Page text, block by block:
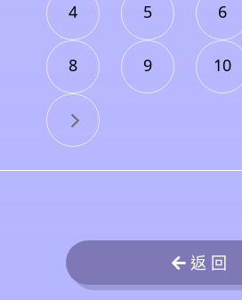
4 5 6
8 9 10
返 回